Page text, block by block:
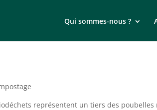
Qui sommes-nous ?
représentent un tiers des